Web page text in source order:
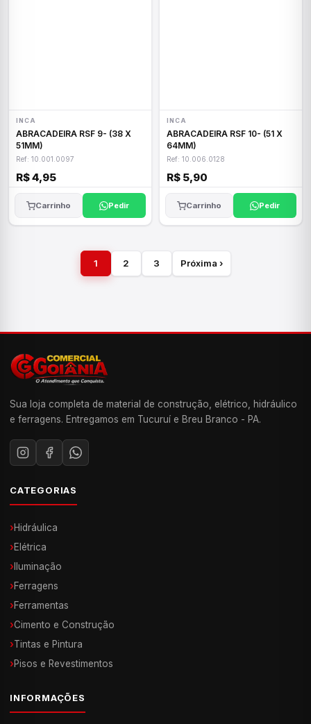
INCA
ABRACADEIRA RSF 9- (38 X
51MM)
Ref: 10.001.0097
R$ 4,95
Carrinho Pedir
INCA
ABRACADEIRA RSF 10- (51 X
64MM)
Ref: 10.006.0128
R$ 5,90
Carrinho Pedir
1 2 3 Próxima ›
Sua loja completa de material de construção, elétrico, hidráulico
e ferragens. Entregamos em Tucuruí e Breu Branco - PA.
CATEGORIAS
›Hidráulica
›Elétrica
› Iluminação
›Ferragens
›Ferramentas
›Cimento e Construção
›Tintas e Pintura
›Pisos e Revestimentos
INFORMAÇÕES